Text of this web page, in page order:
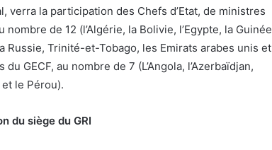
verra la participation des Chefs d’Etat, de ministres
de 12 (l’Algérie, la Bolivie, l’Egypte, la Guinée
Russie, Trinité-et-Tobago, les Emirats arabes unis et
GECF, au nombre de 7 (L’Angola, l’Azerbaïdjan,
le Pérou).
du siège du GRI